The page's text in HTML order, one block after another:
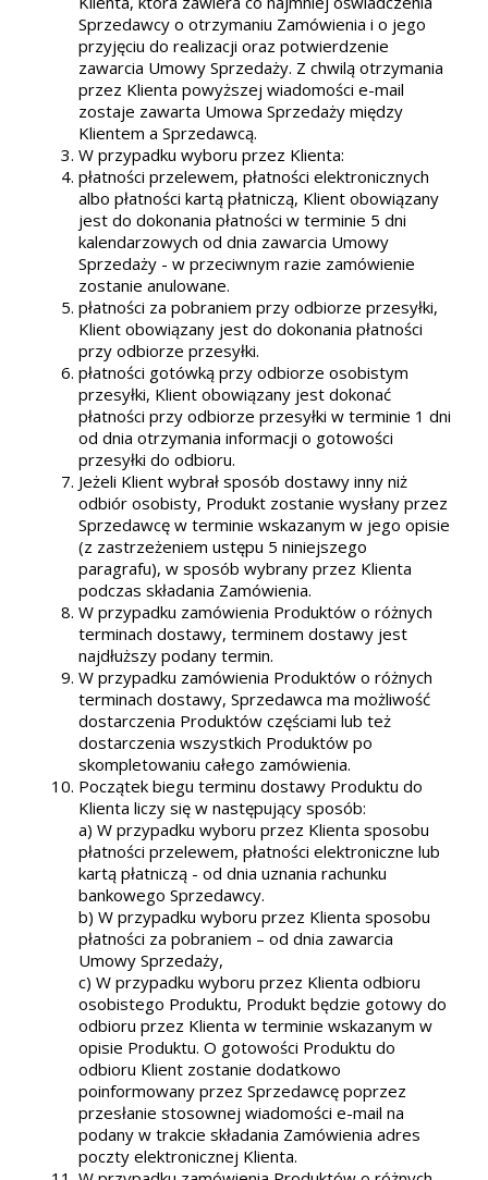
Sprzedawcy o otrzymaniu Zamówienia i o jego
przyjęciu do realizacji oraz potwierdzenie
zawarcia Umowy Sprzedaży. Z chwilą otrzymania
przez Klienta powyższej wiadomości e-mail
zostaje zawarta Umowa Sprzedaży między
Klientem a Sprzedawcą.
W przypadku wyboru przez Klienta:
płatności przelewem, płatności elektronicznych
albo płatności kartą płatniczą, Klient obowiązany
jest do dokonania płatności w terminie 5 dni
kalendarzowych od dnia zawarcia Umowy
Sprzedaży - w przeciwnym razie zamówienie
zostanie anulowane.
płatności za pobraniem przy odbiorze przesyłki,
Klient obowiązany jest do dokonania płatności
przy odbiorze przesyłki.
płatności gotówką przy odbiorze osobistym
przesyłki, Klient obowiązany jest dokonać
płatności przy odbiorze przesyłki w terminie 1 dni
od dnia otrzymania informacji o gotowości
przesyłki do odbioru.
Jeżeli Klient wybrał sposób dostawy inny niż
odbiór osobisty, Produkt zostanie wysłany przez
Sprzedawcę w terminie wskazanym w jego opisie
(z zastrzeżeniem ustępu 5 niniejszego
paragrafu), w sposób wybrany przez Klienta
podczas składania Zamówienia.
W przypadku zamówienia Produktów o różnych
terminach dostawy, terminem dostawy jest
najdłuższy podany termin.
W przypadku zamówienia Produktów o różnych
terminach dostawy, Sprzedawca ma możliwość
dostarczenia Produktów częściami lub też
dostarczenia wszystkich Produktów po
skompletowaniu całego zamówienia.
Początek biegu terminu dostawy Produktu do
Klienta liczy się w następujący sposób:
a) W przypadku wyboru przez Klienta sposobu
płatności przelewem, płatności elektroniczne lub
kartą płatniczą - od dnia uznania rachunku
bankowego Sprzedawcy.
b) W przypadku wyboru przez Klienta sposobu
płatności za pobraniem – od dnia zawarcia
Umowy Sprzedaży,
c) W przypadku wyboru przez Klienta odbioru
osobistego Produktu, Produkt będzie gotowy do
odbioru przez Klienta w terminie wskazanym w
opisie Produktu. O gotowości Produktu do
odbioru Klient zostanie dodatkowo
poinformowany przez Sprzedawcę poprzez
przesłanie stosownej wiadomości e-mail na
podany w trakcie składania Zamówienia adres
poczty elektronicznej Klienta.